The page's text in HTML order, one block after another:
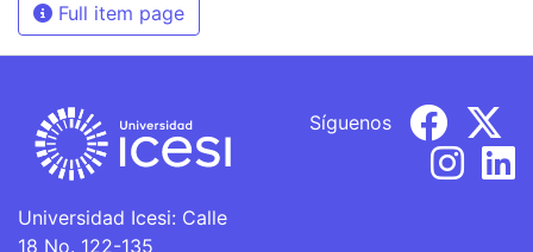
Full item page
Universidad Icesi: Calle
18 No. 122-135
Síguenos